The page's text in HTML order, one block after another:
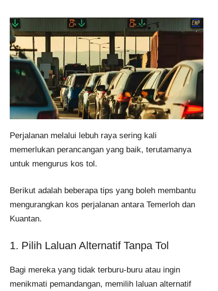
Perjalanan melalui lebuh raya sering kali
memerlukan perancangan yang baik, terutamanya
untuk mengurus kos tol.
Berikut adalah beberapa tips yang boleh membantu
mengurangkan kos perjalanan antara Temerloh dan
Kuantan.
1. Pilih Laluan Alternatif Tanpa Tol
Bagi mereka yang tidak terburu-buru atau ingin
menikmati pemandangan, memilih laluan alternatif